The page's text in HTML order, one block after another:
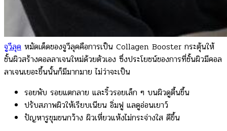
จูวีลุค หมัดเด็ดของจูวีลุคคือการเป็น Collagen Booster กระตุ้นให้
ชั้นผิวสร้างคอลลาเจนใหม่ด้วยตัวเอง ซึ่งประโยชน์ของการที่ชั้นผิวมีคอล
ลาเจนเยอะขึ้นนั้นก็มีมากมาย ไม่ว่าจะเป็น
รอยพับ รอยแตกลาย และริ้วรอยเล็ก ๆ บนผิวดูตื้นขึ้น
ปรับสภาพผิวให้เรียบเนียน อิ่มฟู แลดูอ่อนเยาว์
ปัญหารูขุมขนกว้าง ผิวเหี่ยวแห้งไม่กระจ่างใส ดีขึ้น